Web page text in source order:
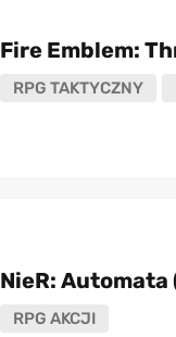
Fire Emblem:
RPG TAKTYCZNY
NieR: Automata
RPG AKCJI